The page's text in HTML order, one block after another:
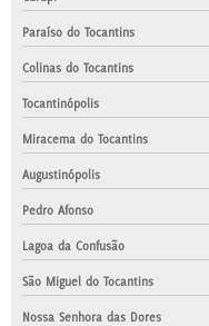
Paraíso do Tocantins
Colinas do Tocantins
Tocantinópolis
Miracema do Tocantins
Augustinópolis
Pedro Afonso
Lagoa da Confusão
São Miguel do Tocantins
Nossa Senhora das Dores